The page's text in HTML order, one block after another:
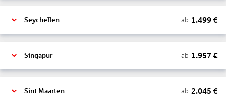
Seychellen ab 1.499€
Singapur ab 1.957 €
Sint Maarten ab 2.045 €